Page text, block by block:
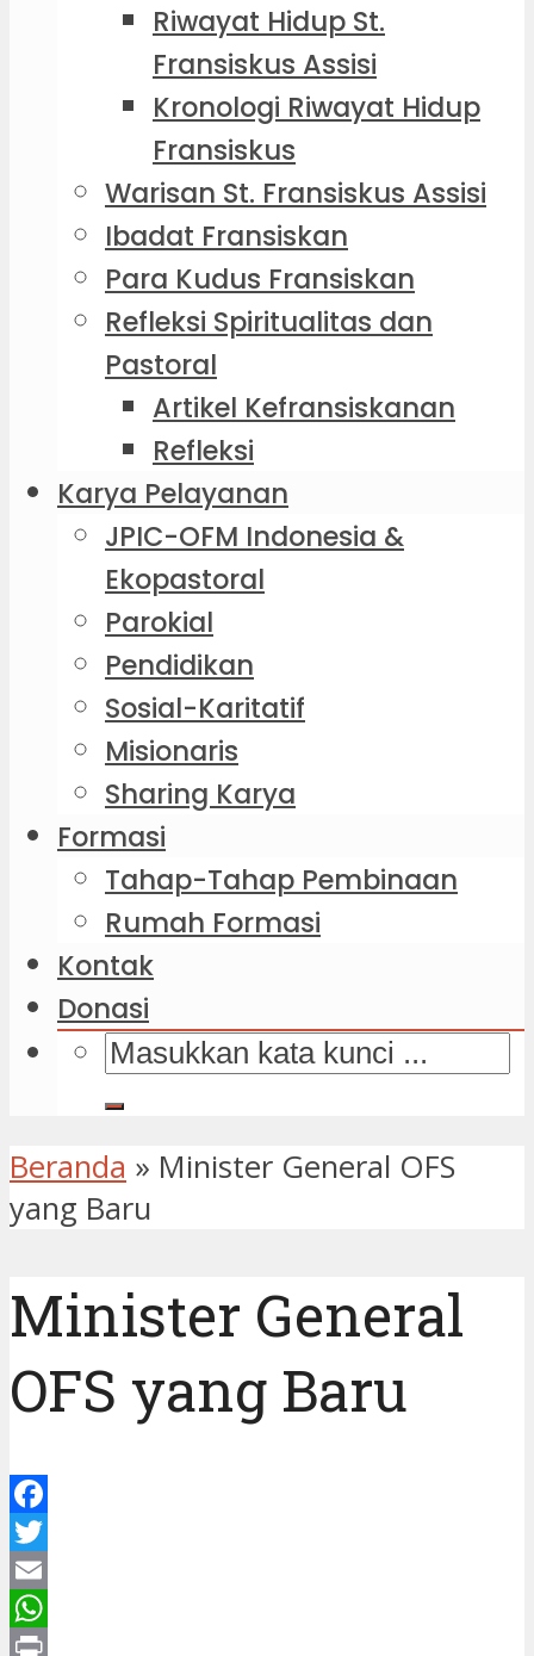
Riwayat Hidup St.
Fransiskus Assisi
Kronologi Riwayat Hidup
Fransiskus
Warisan St. Fransiskus Assisi
Ibadat Fransiskan
Para Kudus Fransiskan
Refleksi Spiritualitas dan
Pastoral
Artikel Kefransiskanan
Refleksi
Karya Pelayanan
JPIC-OFM Indonesia &
Ekopastoral
Parokial
Pendidikan
Sosial-Karitatif
Misionaris
Sharing Karya
Formasi
Tahap-Tahap Pembinaan
Rumah Formasi
Kontak
Donasi
Beranda » Minister General OFS
yang Baru
Minister General
OFS yang Baru
Facebook
Twitter
Email
WhatsApp